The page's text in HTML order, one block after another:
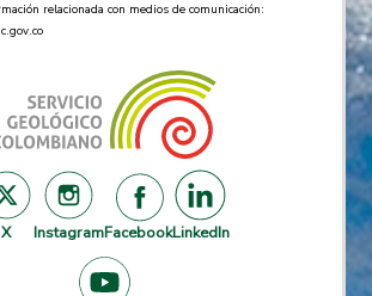
relacionada con medios de comunicación:
X InstagramFacebookLinkedIn